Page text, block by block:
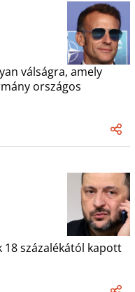
válságra, amely
országos
százalékától kapott